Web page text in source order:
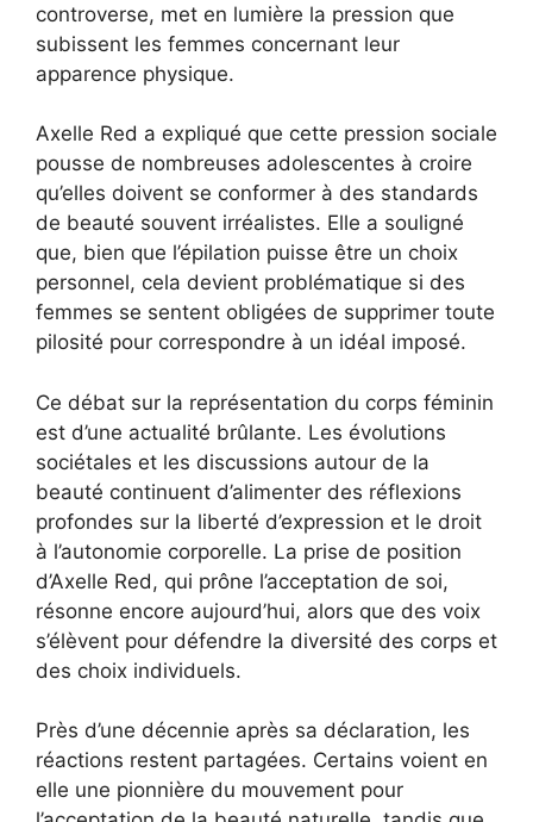
controverse, met en lumière la pression que
subissent les femmes concernant leur
apparence physique.
Axelle Red a expliqué que cette pression sociale
pousse de nombreuses adolescentes à croire
qu’elles doivent se conformer à des standards
de beauté souvent irréalistes. Elle a souligné
que, bien que l’épilation puisse être un choix
personnel, cela devient problématique si des
femmes se sentent obligées de supprimer toute
pilosité pour correspondre à un idéal imposé.
Ce débat sur la représentation du corps féminin
est d’une actualité brûlante. Les évolutions
sociétales et les discussions autour de la
beauté continuent d’alimenter des réflexions
profondes sur la liberté d’expression et le droit
à l’autonomie corporelle. La prise de position
d’Axelle Red, qui prône l’acceptation de soi,
résonne encore aujourd’hui, alors que des voix
s’élèvent pour défendre la diversité des corps et
des choix individuels.
Près d’une décennie après sa déclaration, les
réactions restent partagées. Certains voient en
elle une pionnière du mouvement pour